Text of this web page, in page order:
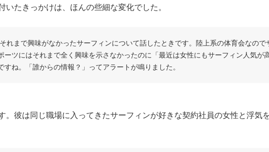
いたきっかけは、ほんの些細な変化でした。
れまで興味がなかったサーフィンについて話したときです。陸上系の体育会なので
ーツにはそれまで全く興味を示さなかったのに「最近は女性にもサーフィン人気が
ね。「誰からの情報？」ってアラートが鳴りました。
。彼は同じ職場に入ってきたサーフィンが好きな契約社員の女性と浮気